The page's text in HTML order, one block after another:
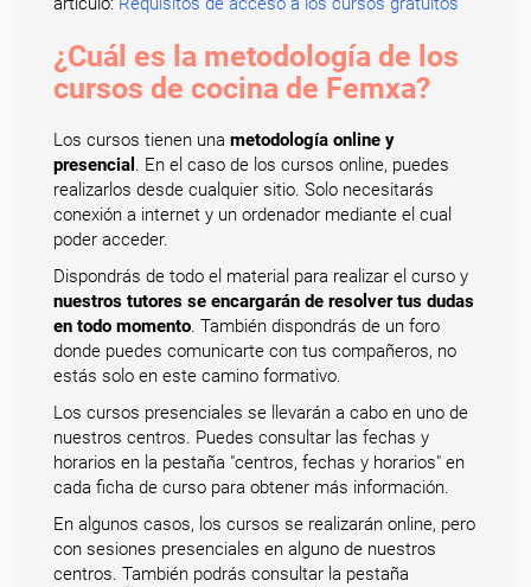
¿Cuál es la metodología de los
cursos de cocina de Femxa?
Los cursos tienen una metodología online y
presencial . En el caso de los cursos online, puedes
realizarlos desde cualquier sitio. Solo necesitarás
conexión a internet y un ordenador mediante el cual
poder acceder.
Dispondrás de todo el material para realizar el curso y
nuestros tutores se encargarán de resolver tus dudas
en todo momento. También dispondrás de un foro
donde puedes comunicarte con tus compañeros, no
estás solo en este camino formativo.
Los cursos presenciales se llevarán a cabo en uno de
nuestros centros. Puedes consultar las fechas y
horarios en la pestaña "centros, fechas y horarios" en
cada ficha de curso para obtener más información.
En algunos casos, los cursos se realizarán online, pero
con sesiones presenciales en alguno de nuestros
centros. También podrás consultar la pestaña